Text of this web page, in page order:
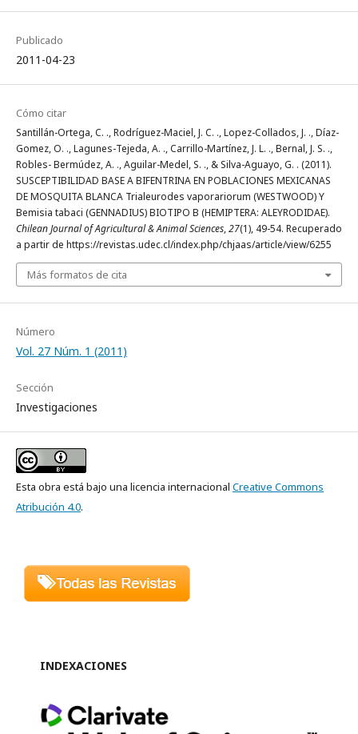
Publicado
2011-04-23
Cómo citar
Santillán-Ortega, C. ., Rodríguez-Maciel, J. C. ., Lopez-Collados, J. ., Díaz-
Gomez, O. ., Lagunes-Tejeda, A. ., Carrillo-Martínez, J. L. ., Bernal, J. S. .,
Robles- Bermúdez, A. ., Aguilar-Medel, S. ., & Silva-Aguayo, G. . (2011).
SUSCEPTIBILIDAD BASE A BIFENTRINA EN POBLACIONES MEXICANAS
DE MOSQUITA BLANCA Trialeurodes vaporariorum (WESTWOOD) Y
Bemisia tabaci (GENNADIUS) BIOTIPO B (HEMIPTERA: ALEYRODIDAE).
Chilean Journal of Agricultural & Animal Sciences,27(1), 49-54. Recuperado
a partir de https://revistas.udec.cl/index.php/chjaas/article/view/6255
Más formatos de cita
Número
Vol. 27 Núm. 1 (2011)
Sección
Investigaciones
Esta obra está bajo una licencia internacional Creative Commons
Atribución 4.0.
INDEXACIONES